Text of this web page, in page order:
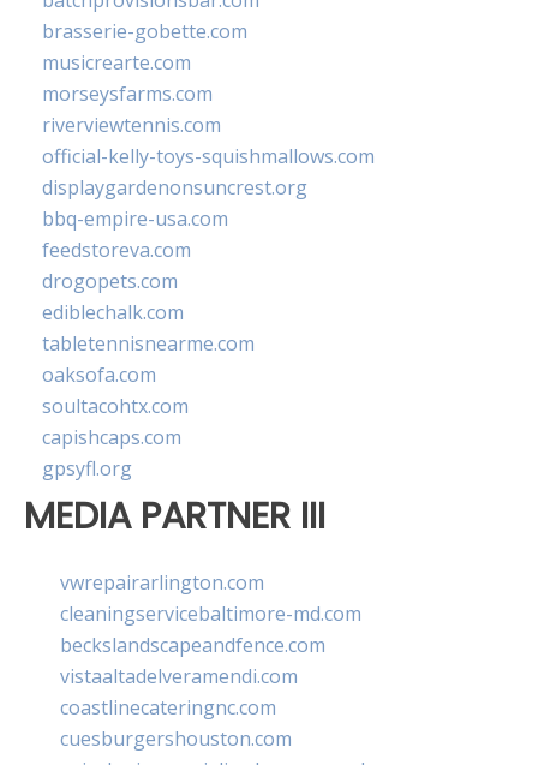
brasserie-gobette.com
musicrearte.com
morseysfarms.com
riverviewtennis.com
official-kelly-toys-squishmallows.com
displaygardenonsuncrest.org
bbq-empire-usa.com
feedstoreva.com
drogopets.com
ediblechalk.com
tabletennisnearme.com
oaksofa.com
soultacohtx.com
capishcaps.com
gpsyfl.org
MEDIA PARTNER III
vwrepairarlington.com
cleaningservicebaltimore-md.com
beckslandscapeandfence.com
vistaaltadelveramendi.com
coastlinecateringnc.com
cuesburgershouston.com